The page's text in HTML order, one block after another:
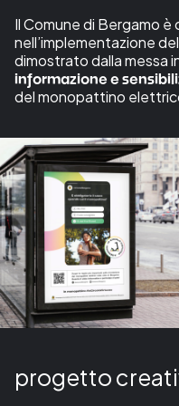
Il Comune di Bergamo
nell’implementazione
dimostrato dalla messa
informazione e
del monopattino
progetto